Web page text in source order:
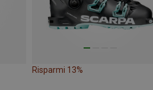
Risparmi 13%